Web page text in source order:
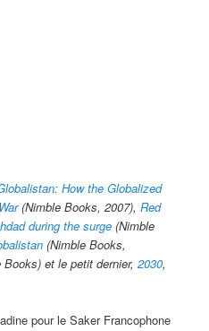
How the Globalized
(Nimble Books, 2007),Red
during the surge (Nimble
(Nimble Books,
Books) et le petit dernier,2030,
pour le Saker Francophone